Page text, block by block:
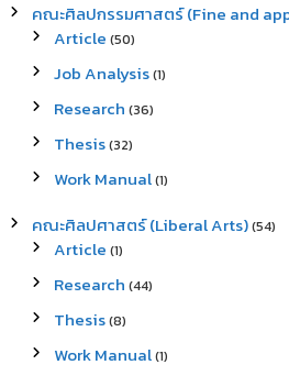
คณะศิลปกรรมศาสตร์ (Fine and
Article (50)
Job Analysis(1)
Research (36)
Thesis(32)
Work Manual(1)
คณะศิลปศาสตร์ (Liberal Arts)(54)
Article (1)
Research (44)
Thesis(8)
Work Manual(1)